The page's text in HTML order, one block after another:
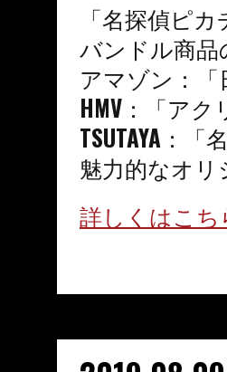
「名探偵ピ
バンドル商
アマゾン：
HMV：「ア
TSUTAYA：
魅力的なオ
詳しくはこち